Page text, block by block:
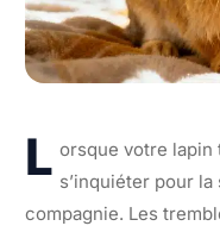
L orsque votre lapin
s’inquiéter pour
compagnie. Les